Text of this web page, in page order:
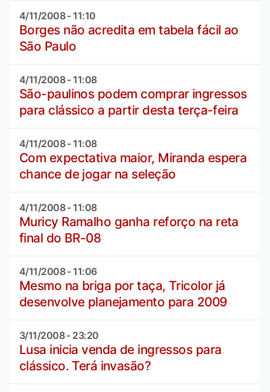
4/11/2008 - 11:10
Borges não acredita em tabela fácil ao
São Paulo
4/11/2008 - 11:08
São-paulinos podem comprar ingressos
para clássico a partir desta terça-feira
4/11/2008 - 11:08
Com expectativa maior, Miranda espera
chance de jogar na seleção
4/11/2008 - 11:08
Muricy Ramalho ganha reforço na reta
final do BR-08
4/11/2008 - 11:06
Mesmo na briga por taça, Tricolor já
desenvolve planejamento para 2009
3/11/2008 - 23:20
Lusa inicia venda de ingressos para
clássico. Terá invasão?